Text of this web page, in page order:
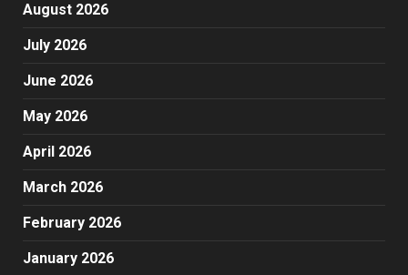
August 2026
July 2026
June 2026
May 2026
April 2026
March 2026
February 2026
January 2026